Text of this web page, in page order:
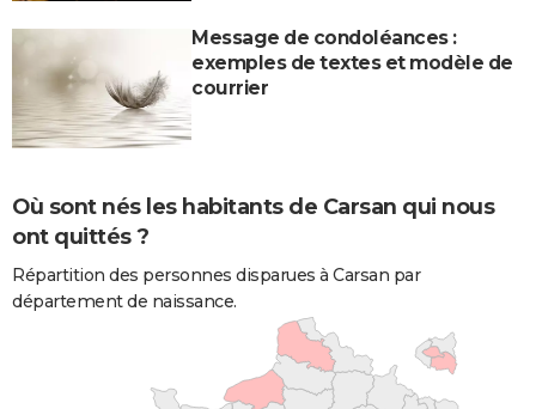
Message de condoléances :
exemples de textes et modèle de
courrier
Où sont nés les habitants de Carsan qui nous
ont quittés ?
Répartition des personnes disparues à Carsan par
département de naissance.